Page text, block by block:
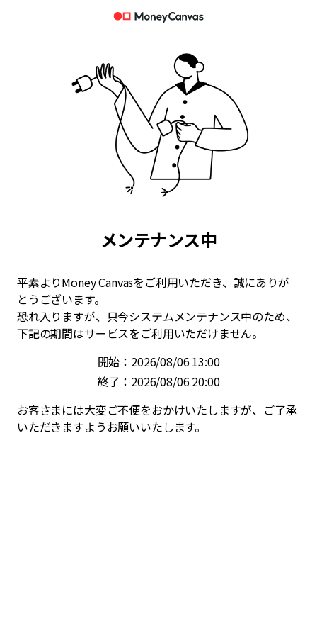
メンテナンス中
平素よりMoney Canvasをご利用いただき、誠にありが
とうございます。
恐れ入りますが、只今システムメンテナンス中のため、
下記の期間はサービスをご利用いただけません。
開始：2026/08/06 13:00
終了：2026/08/06 20:00
お客さまには大変ご不便をおかけいたしますが、ご了承
いただきますようお願いいたします。